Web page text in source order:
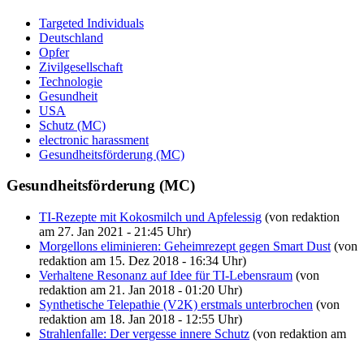
Targeted Individuals
Deutschland
Opfer
Zivilgesellschaft
Technologie
Gesundheit
USA
Schutz (MC)
electronic harassment
Gesundheitsförderung (MC)
Gesundheitsförderung (MC)
TI-Rezepte mit Kokosmilch und Apfelessig (von redaktion
am 27. Jan 2021 - 21:45 Uhr)
Morgellons eliminieren: Geheimrezept gegen Smart Dust (von
redaktion am 15. Dez 2018 - 16:34 Uhr)
Verhaltene Resonanz auf Idee für TI-Lebensraum (von
redaktion am 21. Jan 2018 - 01:20 Uhr)
Synthetische Telepathie (V2K) erstmals unterbrochen (von
redaktion am 18. Jan 2018 - 12:55 Uhr)
Strahlenfalle: Der vergesse innere Schutz (von redaktion am